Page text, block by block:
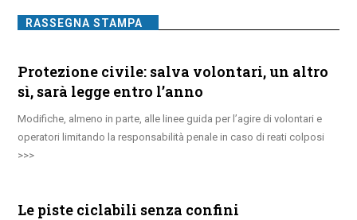
RASSEGNA STAMPA
Protezione civile: salva volontari, un altro
sì, sarà legge entro l’anno
Modifiche, almeno in parte, alle linee guida per l’agire di volontari e
operatori limitando la responsabilità penale in caso di reati colposi
Le piste ciclabili senza confini